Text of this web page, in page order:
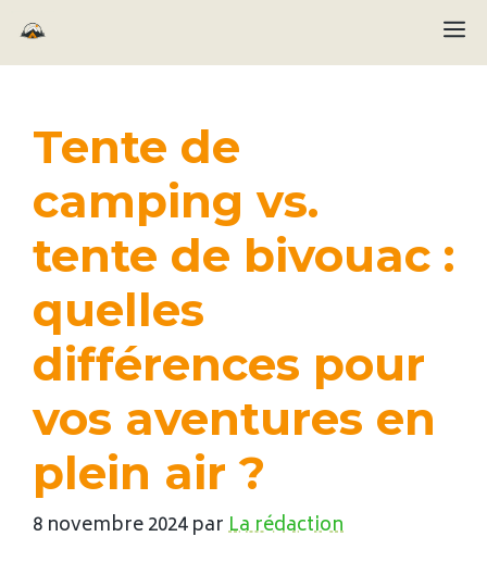
au
contenu
Tente de
camping vs.
tente de bivouac :
quelles
différences pour
vos aventures en
plein air ?
8 novembre 2024 parLa rédaction